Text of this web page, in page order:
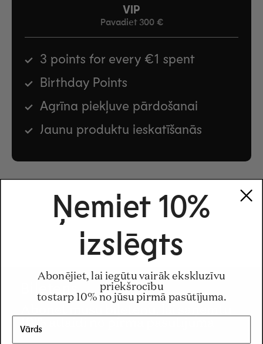
VIP
Pavadiet 300 €
3 points for every €1 spent
Birthday Points
Agrīna piekļuve pārdošanai
Jaunu produktu ieskatīšanās
Biļetens
10% atlaidi no pirmā pasūtījuma
Ņemiet 10%
izslēgts
Abonējiet, lai iegūtu vairāk ekskluzīvu
priekšrocību
tostarp 10% no jūsu pirmā pasūtījuma.